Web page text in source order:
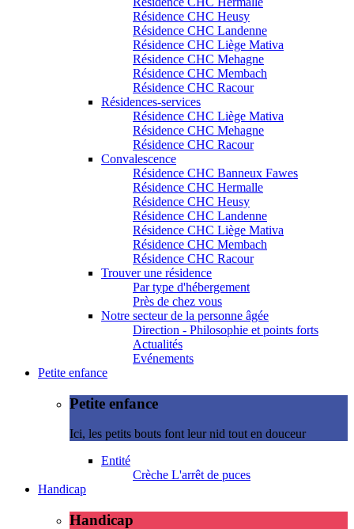
Résidence CHC Heusy
Résidence CHC Landenne
Résidence CHC Liège Mativa
Résidence CHC Mehagne
Résidence CHC Membach
Résidence CHC Racour
Résidences-services
Résidence CHC Liège Mativa
Résidence CHC Mehagne
Résidence CHC Racour
Convalescence
Résidence CHC Banneux Fawes
Résidence CHC Hermalle
Résidence CHC Heusy
Résidence CHC Landenne
Résidence CHC Liège Mativa
Résidence CHC Membach
Résidence CHC Racour
Trouver une résidence
Par type d'hébergement
Près de chez vous
Notre secteur de la personne âgée
Direction - Philosophie et points forts
Actualités
Evénements
Petite enfance
Petite enfance
Ici, les petits bouts font leur nid tout en douceur
Entité
Crèche L'arrêt de puces
Handicap
Handicap